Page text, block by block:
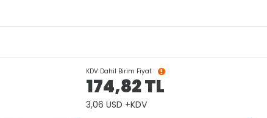
KDV Dahil Birim Fiyat
174,82TL
3,06 USD +KDV